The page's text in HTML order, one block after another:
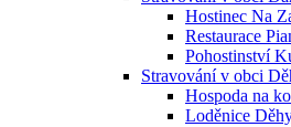
Hostinec Na
Restaurace
Pohostinství
Stravování v obci
Hospoda na
Loděnice